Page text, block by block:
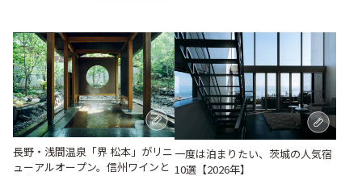
長野・浅間温泉「界 松本」がリニ
ューアルオープン。信州ワインと
一度は泊まりたい、茨城の人気宿
10選【2026年】